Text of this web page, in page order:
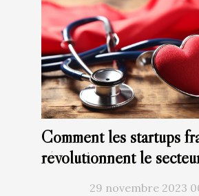
Comment les startups
révolutionnent le
santé avec la technologie
29 novembre 2023